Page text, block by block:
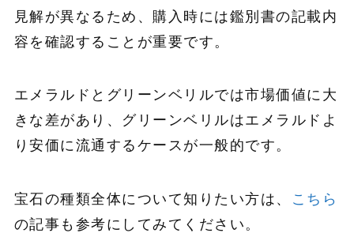
見解が異なるため、購入時には鑑別書の記載内
容を確認することが重要です。
エメラルドとグリーンベリルでは市場価値に大
きな差があり、グリーンベリルはエメラルドよ
り安価に流通するケースが一般的です。
宝石の種類全体について知りたい方は、
こちら
の記事も参考にしてみてください。